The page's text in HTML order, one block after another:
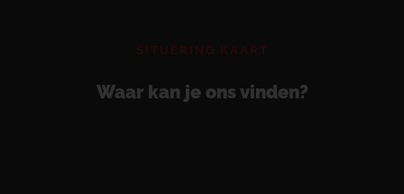
SITUERING KAART
Waar kan je ons vinden?